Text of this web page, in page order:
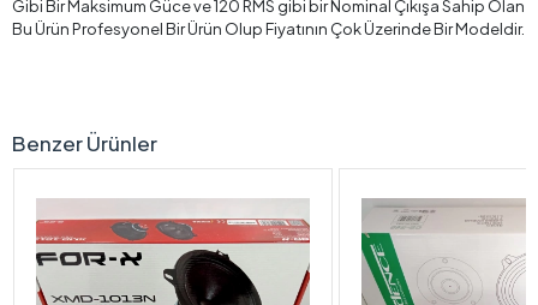
Gibi Bir Maksimum Güce ve 120 RMS gibi bir Nominal Çıkışa Sahip Olan
Bu Ürün Profesyonel Bir Ürün Olup Fiyatının Çok Üzerinde Bir Modeldir.
Benzer Ürünler